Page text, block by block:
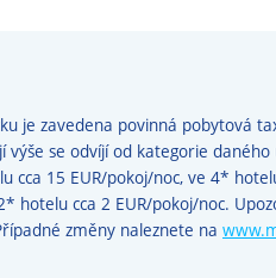
je zavedena povinná pobytová
výše se odvíjí od kategorie
cca 15 EUR/pokoj/noc, ve 4*
hotelu cca 2 EUR/pokoj/noc.
změny naleznete na